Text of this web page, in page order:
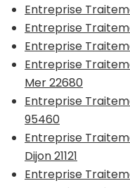
Entreprise
Entreprise
Entreprise
Entreprise
Mer 22680
Entreprise
95460
Entreprise
Dijon 21121
Entreprise